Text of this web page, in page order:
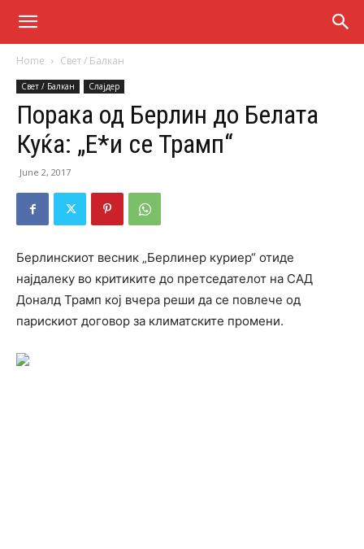
Home Свет / Балкан
Свет / Балкан Слајдер
Порака од Берлин до Белата
Куќа: „Е*и се Трамп“
June 2, 2017
Берлинскиот весник „Берлинер куриер“ отиде
најдалеку во критиките до претседателот на САД
Доналд Трамп кој вчера реши да се повлече од
парискиот договор за климатските промени.